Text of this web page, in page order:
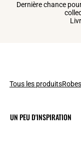
Dernière chance
Tous les produitsRobes
UN PEU D'INSPIRATION